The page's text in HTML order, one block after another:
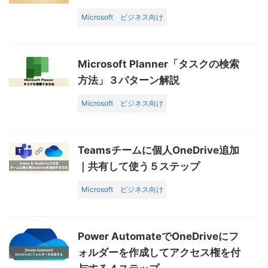
Microsoft ビジネス向け
Microsoft Planner「タスクの検索
方法」３パターン解説
Microsoft ビジネス向け
Teamsチームに個人OneDrive追加
｜共有して使う５ステップ
Microsoft ビジネス向け
Power AutomateでOneDriveにフ
ォルダーを作成してアクセス権を付